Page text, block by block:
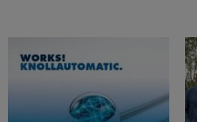
Extractor de virutas
Sistemas de alta
Sistemas con
tecnología de
bombeo
Descripción general
Click.it
Bombas
Descripción general
Accesorios